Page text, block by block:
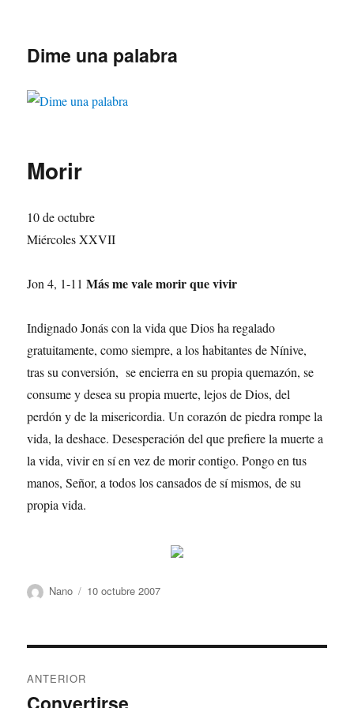
Dime una palabra
Morir
10 de octubre
Miércoles XXVII
Jon 4, 1-11Más me vale morir que vivir
Indignado Jonás con la vida que Dios ha regalado
gratuitamente, como siempre, a los habitantes de Nínive,
tras su conversión, se encierra en su propia quemazón, se
consume y desea su propia muerte, lejos de Dios, del
perdón y de la misericordia. Un corazón de piedra rompe la
vida, la deshace. Desesperación del que prefiere la muerte a
la vida, vivir en sí en vez de morir contigo. Pongo en tus
manos, Señor, a todos los cansados de sí mismos, de su
propia vida.
Autor
Nano
Publicado
10 octubre 2007
de
ANTERIOR
Entrada
Convertirse